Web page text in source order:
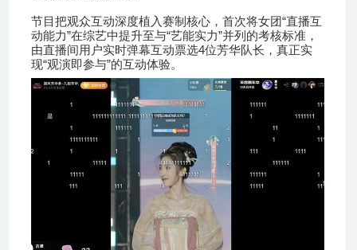
节目把观众互动深度植入赛制核心，首次将女团“直播互
动能力”在综艺中提升至与“艺能实力”并列的考核标准，
由直播间用户实时弹幕互动票选4位芳华队长，真正实
现“观演即参与”的互动体验。